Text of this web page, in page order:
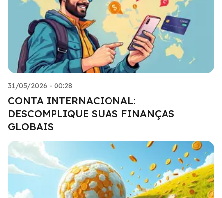
31/05/2026 - 00:28
CONTA INTERNACIONAL:
DESCOMPLIQUE SUAS FINANÇAS
GLOBAIS